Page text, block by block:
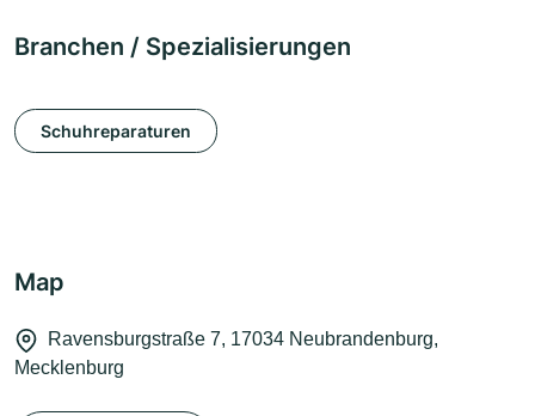
Branchen / Spezialisierungen
Schuhreparaturen
Map
Ravensburgstraße 7, 17034 Neubrandenburg,
Mecklenburg